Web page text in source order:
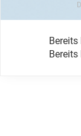
Bereits